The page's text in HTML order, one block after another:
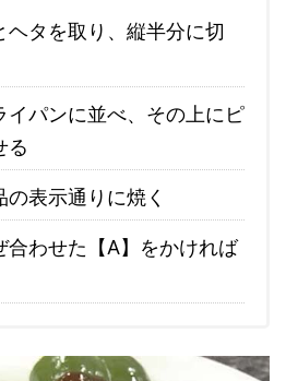
ヘタを取り、縦半分に切
イパンに並べ、その上にピ
る
表示通りに焼く
合わせた【A】をかければ